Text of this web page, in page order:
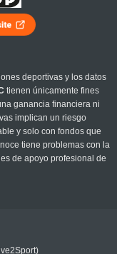
deportivas y los datos
tienen únicamente fines
ganancia financiera ni
implican un riesgo
y solo con fondos que
tiene problemas con la
de apoyo profesional de